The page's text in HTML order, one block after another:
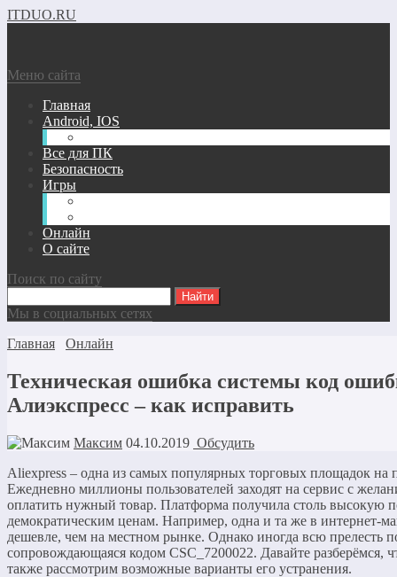
ITDUO.RU
Меню сайта
Главная
Android, IOS
Все для ПК
Безопасность
Игры
Онлайн
О сайте
Поиск по сайту
Мы в социальных сетях
Главная
Онлайн
Техническая ошибка системы код
Алиэкспресс – как исправить
Максим 04.10.2019 Обсудить
Aliexpress – одна из самых популярных торговых площадок на
Ежедневно миллионы пользователей заходят на сервис с
оплатить нужный товар. Платформа получила столь высокую
демократическим ценам. Например, одна и та же в интернет-
дешевле, чем на местном рынке. Однако иногда всю прелесть
сопровождающаяся кодом CSC_7200022. Давайте разберёмся,
также рассмотрим возможные варианты его устранения.